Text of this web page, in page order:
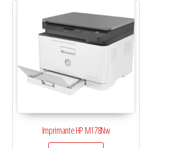
Imprimante HP M178Nw